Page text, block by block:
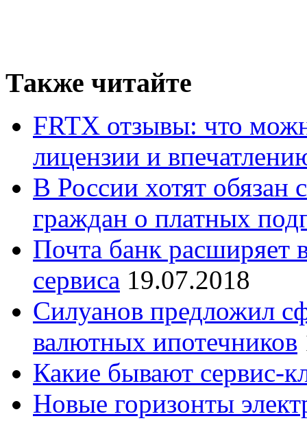
Также читайте
FRTX отзывы: что
лицензии и
В России хотят обязан
граждан о платных
Почта банк расширяет
сервиса 19.07.2018
Силуанов предложил
валютных ипотечников
Какие бывают сервис-
Новые горизонты